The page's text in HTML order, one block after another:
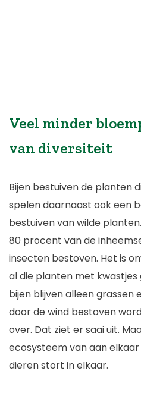
Veel minder
van diversiteit
Bijen bestuiven de planten
spelen daarnaast ook een
bestuiven van wilde
80 procent van de
insecten bestoven. Het is
al die planten met
bijen blijven alleen grassen
door de wind bestoven
over. Dat ziet er saai uit.
ecosysteem van aan
dieren stort in elkaar.